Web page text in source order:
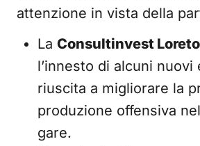
attenzione in vista della
La Consultinvest
l’innesto di alcuni nuovi
riuscita a migliorare la
produzione offensiva
gare.